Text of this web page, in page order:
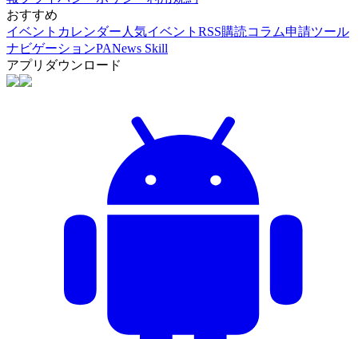
おすすめ
イベントカレンダー 人気イベント RSS購読コラム申請ツール
ナビゲーションPANews Skill
アプリダウンロード